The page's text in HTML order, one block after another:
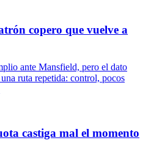
copero que vuelve a
ante Mansfield, pero el dato
ruta repetida: control, pocos
castiga mal el momento